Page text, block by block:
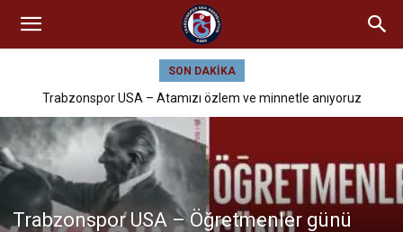
SON DAKIKA
Trabzonspor USA – Atamızı özlem ve minnetle anıyoruz
Trabzonspor USA – Öğretmenler günü